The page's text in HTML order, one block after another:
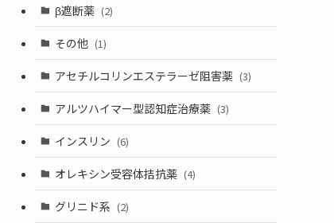
β遮断薬 (2)
その他 (1)
アセチルコリンエステラーゼ阻害薬 (3)
アルツハイマー型認知症治療薬 (3)
インスリン (6)
オレキシン受容体拮抗薬 (4)
グリニド系 (2)